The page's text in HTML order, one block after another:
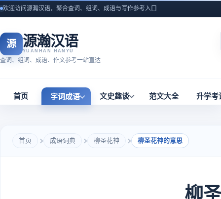
欢迎访问源瀚汉语，聚合查词、组词、成语与写作参考入口
源 源瀚汉语
YUANHAN HANYU
查词、组词、成语、作文参考一站直达
首页 字词成语 文史趣谈 范文大全 升学考
首页 成语词典 柳圣花神 柳圣花神的意思
柳